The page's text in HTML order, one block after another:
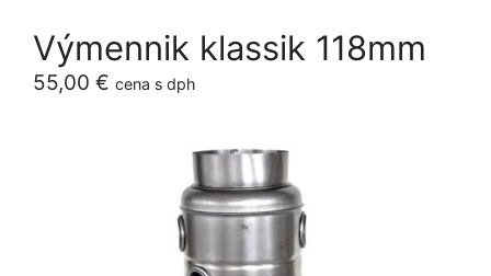
Výmennik klassik 118mm
55,00 € cena s dph